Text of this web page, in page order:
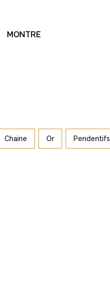
MONTRE
Chaine Or Pendentifs